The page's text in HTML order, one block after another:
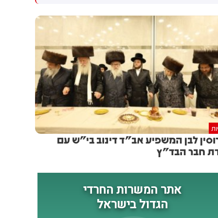
קשה בתקרית
כמובן ועומס החום בינוני-כבד.
בחוף לח, אך בשעות הערב
והלילה יהיה נוח במרבית
האזורים. את השבוע הבא נפתח
עם עלייה בטמפרטורה לקראת
גל חום שצפוי לחוות אותנו בין
יום שלישי לחמישי. הפעם האזור
החם יותר צפוי להיות בשפלה
לבן המשפיע אב"ד דינוב בי"ש עם
חבר הבד"ץ